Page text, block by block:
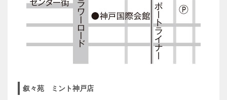
叙々苑 ミント神戸店